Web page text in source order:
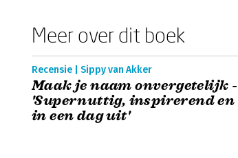
Meer over dit boek
Recensie | Sippy van Akker
Maak je naam onvergetelijk -
'Supernuttig, inspirerend en
in een dag uit'